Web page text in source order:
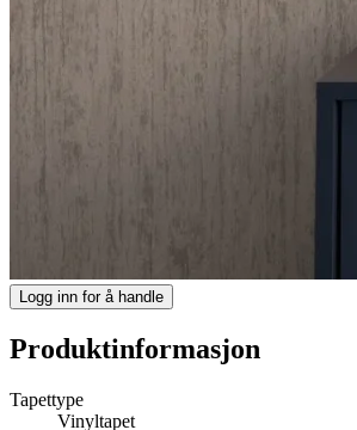
Logg inn for å handle
Produktinformasjon
Tapettype
Vinyltapet